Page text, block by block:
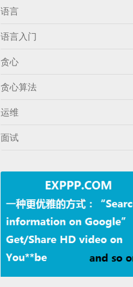
语言
语言入门
贪心
贪心算法
运维
面试